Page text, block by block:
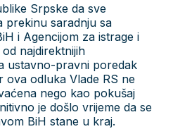
Srpske da sve
prekinu saradnju sa
i Agencijom za istrage i
najdirektnijih
ustavno-pravni poredak
ova odluka Vlade RS ne
nego kao pokušaj
je došlo vrijeme da se
BiH stane u kraj.